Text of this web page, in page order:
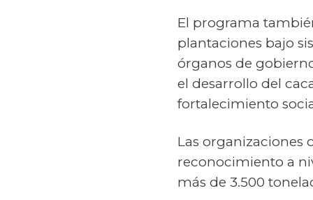
El programa
plantaciones bajo
órganos de
el desarrollo del
fortalecimiento
Las organizaciones
reconocimiento a
más de 3.500